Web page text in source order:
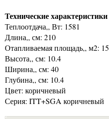
Технические характеристики
Теплоотдача,, Вт: 1581
Длина,, см: 210
Отапливаемая площадь,, м2:
Высота,, см: 10.4
Ширина,, см: 40
Глубина,, см: 10.4
Цвет: коричневый
Серия: ITT+SGA коричневый